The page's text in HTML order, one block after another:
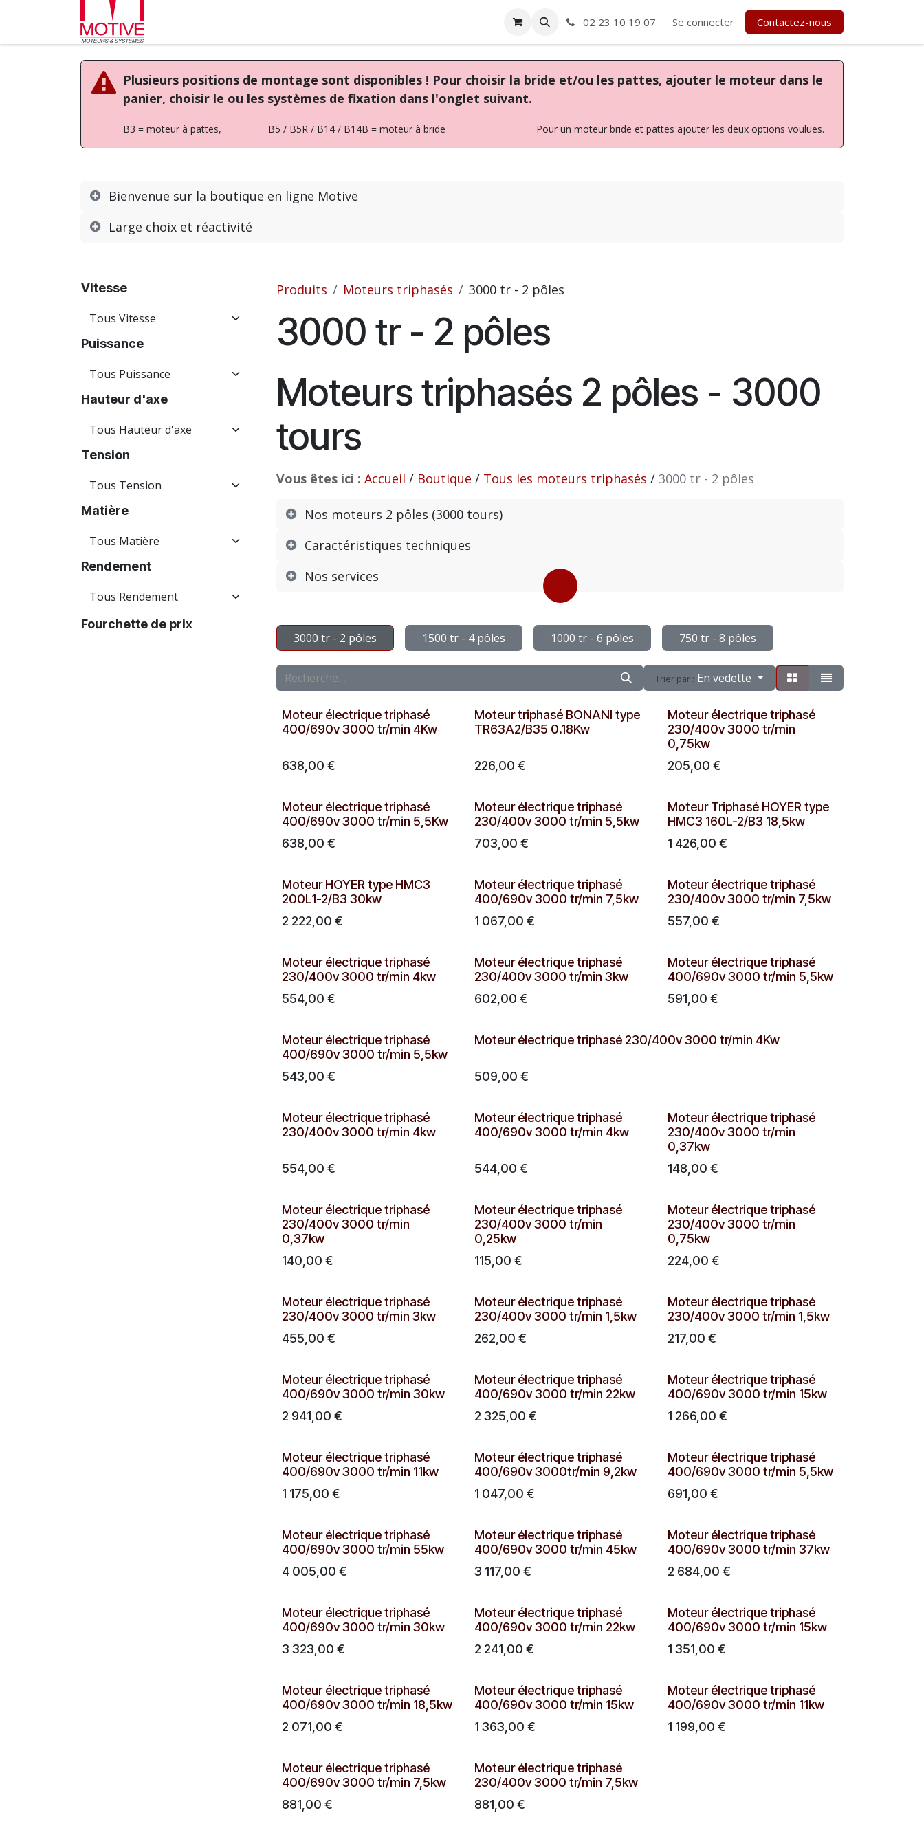
Se rendre au contenu
02 23 10 19 07 Se connecter Contactez-nous
Plusieurs positions de montage sont disponibles ! Pour choisir la bride et/ou les pattes, ajouter le moteur dans le
panier, choisir le ou les systèmes de fixation dans l'onglet suivant.
B3 = moteur à pattes, B5 / B5R / B14 / B14B = moteur à bride Pour un moteur bride et pattes ajouter les deux options voulues.
Bienvenue sur la boutique en ligne Motive
Large choix et réactivité
Vitesse
Puissance
Hauteur d'axe
Tension
Matière
Rendement
Fourchette de prix
Produits Moteurs triphasés 3000 tr - 2 pôles
3000 tr - 2 pôles
Moteurs triphasés 2 pôles - 3000
tours
Vous êtes ici : Accueil / Boutique / Tous les moteurs triphasés / 3000 tr - 2 pôles
Nos moteurs 2 pôles (3000 tours)
Caractéristiques techniques
Nos services
3000 tr - 2 pôles 1500 tr - 4 pôles 1000 tr - 6 pôles 750 tr - 8 pôles
Trier par : En vedette
Moteur électrique triphasé
400/690v 3000 tr/min 4Kw
638,00 €
Moteur triphasé BONANI type
TR63A2/B35 0.18Kw
226,00 €
Moteur électrique triphasé
230/400v 3000 tr/min
0,75kw
205,00 €
Moteur électrique triphasé
400/690v 3000 tr/min 5,5Kw
638,00 €
Moteur électrique triphasé
230/400v 3000 tr/min 5,5kw
703,00 €
Moteur Triphasé HOYER type
HMC3 160L-2/B3 18,5kw
1 426,00 €
Moteur HOYER type HMC3
200L1-2/B3 30kw
2 222,00 €
Moteur électrique triphasé
400/690v 3000 tr/min 7,5kw
1 067,00 €
Moteur électrique triphasé
230/400v 3000 tr/min 7,5kw
557,00 €
Moteur électrique triphasé
230/400v 3000 tr/min 4kw
554,00 €
Moteur électrique triphasé
230/400v 3000 tr/min 3kw
602,00 €
Moteur électrique triphasé
400/690v 3000 tr/min 5,5kw
591,00 €
Moteur électrique triphasé
400/690v 3000 tr/min 5,5kw
543,00 €
Moteur électrique triphasé 230/400v 3000 tr/min 4Kw
509,00 €
Moteur électrique triphasé
230/400v 3000 tr/min 4kw
554,00 €
Moteur électrique triphasé
400/690v 3000 tr/min 4kw
544,00 €
Moteur électrique triphasé
230/400v 3000 tr/min
0,37kw
148,00 €
Moteur électrique triphasé
230/400v 3000 tr/min
0,37kw
140,00 €
Moteur électrique triphasé
230/400v 3000 tr/min
0,25kw
115,00 €
Moteur électrique triphasé
230/400v 3000 tr/min
0,75kw
224,00 €
Moteur électrique triphasé
230/400v 3000 tr/min 3kw
455,00 €
Moteur électrique triphasé
230/400v 3000 tr/min 1,5kw
262,00 €
Moteur électrique triphasé
230/400v 3000 tr/min 1,5kw
217,00 €
Moteur électrique triphasé
400/690v 3000 tr/min 30kw
2 941,00 €
Moteur électrique triphasé
400/690v 3000 tr/min 22kw
2 325,00 €
Moteur électrique triphasé
400/690v 3000 tr/min 15kw
1 266,00 €
Moteur électrique triphasé
400/690v 3000 tr/min 11kw
1 175,00 €
Moteur électrique triphasé
400/690v 3000tr/min 9,2kw
1 047,00 €
Moteur électrique triphasé
400/690v 3000 tr/min 5,5kw
691,00 €
Moteur électrique triphasé
400/690v 3000 tr/min 55kw
4 005,00 €
Moteur électrique triphasé
400/690v 3000 tr/min 45kw
3 117,00 €
Moteur électrique triphasé
400/690v 3000 tr/min 37kw
2 684,00 €
Moteur électrique triphasé
400/690v 3000 tr/min 30kw
3 323,00 €
Moteur électrique triphasé
400/690v 3000 tr/min 22kw
2 241,00 €
Moteur électrique triphasé
400/690v 3000 tr/min 15kw
1 351,00 €
Moteur électrique triphasé
400/690v 3000 tr/min 18,5kw
2 071,00 €
Moteur électrique triphasé
400/690v 3000 tr/min 15kw
1 363,00 €
Moteur électrique triphasé
400/690v 3000 tr/min 11kw
1 199,00 €
Moteur électrique triphasé
400/690v 3000 tr/min 7,5kw
881,00 €
Moteur électrique triphasé
230/400v 3000 tr/min 7,5kw
881,00 €